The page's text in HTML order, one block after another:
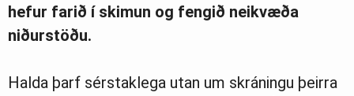
hefur farið í skimun og fengið neikvæða
niðurstöðu.
Halda þarf sérstaklega utan um skráningu þeirra